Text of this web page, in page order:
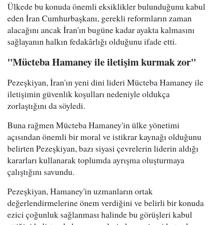
Ülkede bu konuda önemli eksiklikler bulunduğunu kabul
eden İran Cumhurbaşkanı, gerekli reformların zaman
alacağını ancak İran'ın bugüne kadar ayakta kalmasını
sağlayanın halkın fedakârlığı olduğunu ifade etti.
"Mücteba Hamaney ile iletişim kurmak zor"
Pezeşkiyan, İran'ın yeni dini lideri Mücteba Hamaney ile
iletişimin güvenlik koşulları nedeniyle oldukça
zorlaştığını da söyledi.
Buna rağmen Mücteba Hamaney'in ülke yönetimi
açısından önemli bir moral ve istikrar kaynağı olduğunu
belirten Pezeşkiyan, bazı siyasi çevrelerin liderin aldığı
kararları kullanarak toplumda ayrışma oluşturmaya
çalıştığını savundu.
Pezeşkiyan, Hamaney'in uzmanların ortak
değerlendirmelerine önem verdiğini ve belirli bir konuda
ezici çoğunluk sağlanması halinde bu görüşleri kabul